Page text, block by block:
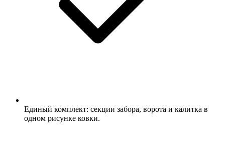
Единый комплект: секции забора, ворота и калитка в
одном рисунке ковки.